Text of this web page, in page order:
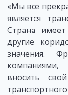
«Мы все
является
Страна
другие
значения.
компаниями,
вносить